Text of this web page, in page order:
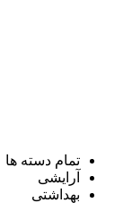
تمام دسته ها
آرایشی
بهداشتی